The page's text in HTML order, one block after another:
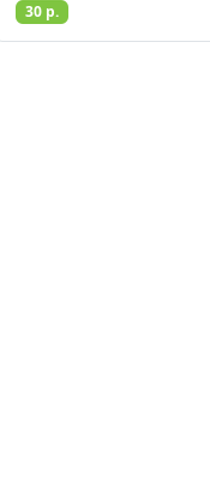
30 p.